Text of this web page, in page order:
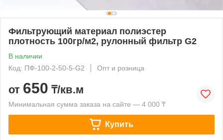
Фильтрующий материал полиэстер
плотность 100гр/м2, рулонный фильтр G2
В наличии
Код: ПФ-100-2-50-5-G2
Опт и розница
от 650 ₸/кв.м
Минимальная сумма заказа на сайте — 4 000 ₸
Купить